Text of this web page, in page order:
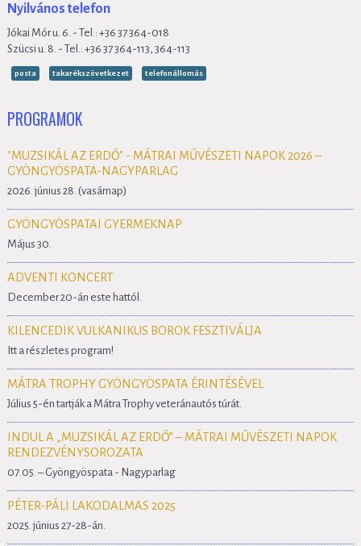
Nyilvános telefon
Jókai Mór u. 6. - Tel.: +36 37 364-018
Szücsi u. 8. - Tel.: +36 37 364-113, 364-113
posta takarékszövetkezet telefonállomás
PROGRAMOK
"MUZSIKÁL AZ ERDŐ" - MÁTRAI MŰVÉSZETI NAPOK 2026 –
GYÖNGYÖSPATA-NAGYPARLAG
2026. június 28. (vasárnap)
GYÖNGYÖSPATAI GYERMEKNAP
Május 30.
ADVENTI KONCERT
December 20-án este hattól.
KILENCEDIK VULKANIKUS BOROK FESZTIVÁLJA
Itt a részletes program!
MÁTRA TROPHY GYÖNGYÖSPATA ÉRINTÉSÉVEL
Július 5-én tartják a Mátra Trophy veteránautós túrát.
INDUL A „MUZSIKÁL AZ ERDŐ” – MÁTRAI MŰVÉSZETI NAPOK
RENDEZVÉNYSOROZATA
07.05. – Gyöngyöspata - Nagyparlag
PÉTER-PÁLI LAKODALMAS 2025
2025. június 27-28-án.